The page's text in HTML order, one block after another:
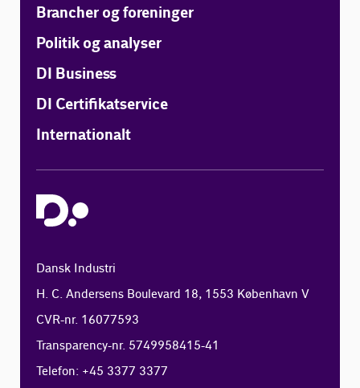
Brancher og foreninger
Politik og analyser
DI Business
DI Certifikatservice
Internationalt
Dansk Industri
H. C. Andersens Boulevard 18, 1553 København V
CVR-nr. 16077593
Transparency-nr. 5749958415-41
Telefon: +45 3377 3377